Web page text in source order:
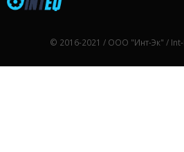
© 2016-2021 / ООО "Инт-Эк" /